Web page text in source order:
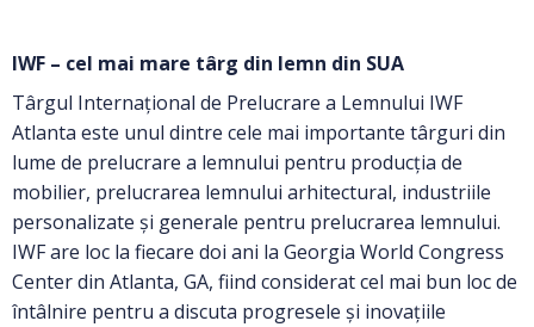
IWF – cel mai mare târg din lemn din SUA
Târgul Internațional de Prelucrare a Lemnului IWF
Atlanta este unul dintre cele mai importante târguri din
lume de prelucrare a lemnului pentru producția de
mobilier, prelucrarea lemnului arhitectural, industriile
personalizate și generale pentru prelucrarea lemnului.
IWF are loc la fiecare doi ani la Georgia World Congress
Center din Atlanta, GA, fiind considerat cel mai bun loc de
întâlnire pentru a discuta progresele și inovațiile